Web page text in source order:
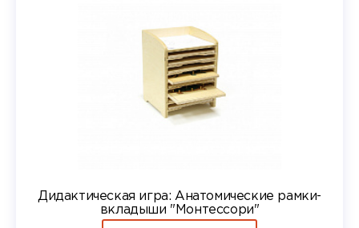
Дидактическая игра: Анатомические рамки-
вкладыши "Монтессори"